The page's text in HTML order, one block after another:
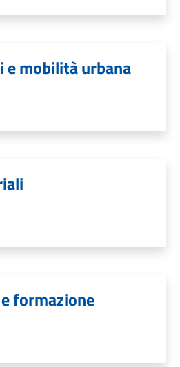
e mobilità urbana
formazione